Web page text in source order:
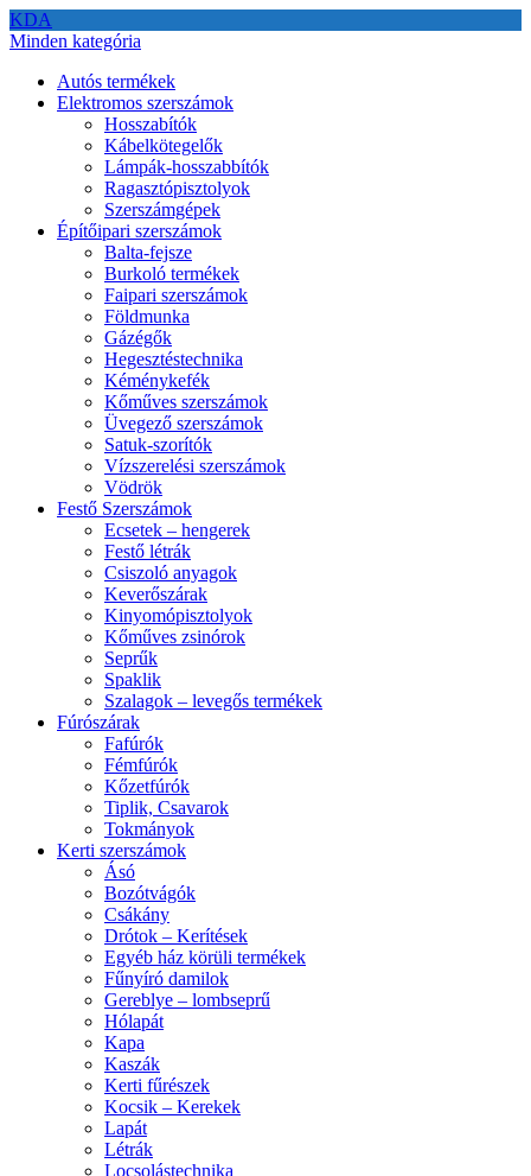
KDA
Minden kategória
Autós termékek
Elektromos szerszámok
Hosszabítók
Kábelkötegelők
Lámpák-hosszabbítók
Ragasztópisztolyok
Szerszámgépek
Építőipari szerszámok
Balta-fejsze
Burkoló termékek
Faipari szerszámok
Földmunka
Gázégők
Hegesztéstechnika
Kéménykefék
Kőműves szerszámok
Üvegező szerszámok
Satuk-szorítók
Vízszerelési szerszámok
Vödrök
Festő Szerszámok
Ecsetek – hengerek
Festő létrák
Csiszoló anyagok
Keverőszárak
Kinyomópisztolyok
Kőműves zsinórok
Seprűk
Spaklik
Szalagok – levegős termékek
Fúrószárak
Fafúrók
Fémfúrók
Kőzetfúrók
Tiplik, Csavarok
Tokmányok
Kerti szerszámok
Ásó
Bozótvágók
Csákány
Drótok – Kerítések
Egyéb ház körüli termékek
Fűnyíró damilok
Gereblye – lombseprű
Hólapát
Kapa
Kaszák
Kerti fűrészek
Kocsik – Kerekek
Lapát
Létrák
Locsolástechnika